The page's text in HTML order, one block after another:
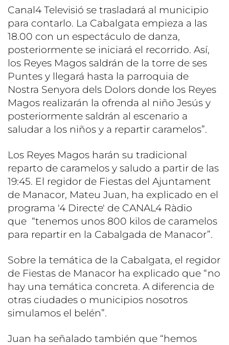
Canal4 Televisió se trasladará al municipio
para contarlo. La Cabalgata empieza a las
18.00 con un espectáculo de danza,
posteriormente se iniciará el recorrido. Así,
los Reyes Magos saldrán de la torre de ses
Puntes y llegará hasta la parroquia de
Nostra Senyora dels Dolors donde los Reyes
Magos realizarán la ofrenda al niño Jesús y
posteriormente saldrán al escenario a
saludar a los niños y a repartir caramelos”.
Los Reyes Magos harán su tradicional
reparto de caramelos y saludo a partir de las
19:45. El regidor de Fiestas del Ajuntament
de Manacor, Mateu Juan, ha explicado en el
programa '4 Directe' de CANAL4 Ràdio
que “tenemos unos 800 kilos de caramelos
para repartir en la Cabalgada de Manacor”.
Sobre la temática de la Cabalgata, el regidor
de Fiestas de Manacor ha explicado que “no
hay una temática concreta. A diferencia de
otras ciudades o municipios nosotros
simulamos el belén”.
Juan ha señalado también que “hemos